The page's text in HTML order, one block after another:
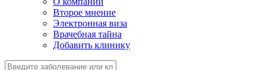
Второе мнение
Электронная виза
Врачебная тайна
Добавить клинику